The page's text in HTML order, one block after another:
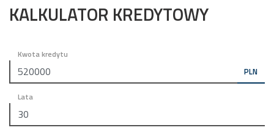
KALKULATOR KREDYTOWY
Kwota kredytu
PLN
Lata